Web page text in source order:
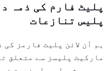
پلیٹ فارم کی ذمہ
پلیس تنازعات
ہم آن لائن پلیٹ فارمز
مارکیٹ پلیسز سے متعلق